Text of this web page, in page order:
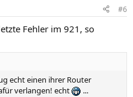
#6
Fehler im 921, so
echt einen ihrer Router
verlangen! echt ...